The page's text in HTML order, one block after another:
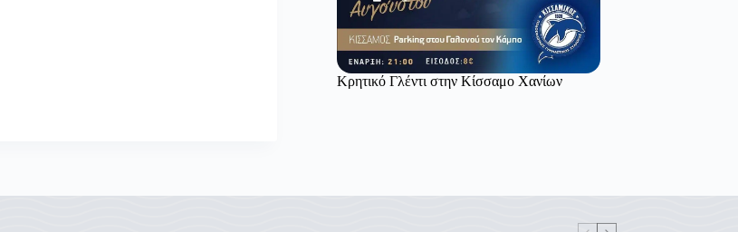
Κρητικό Γλέντι στην Κίσσαμο Χανίων